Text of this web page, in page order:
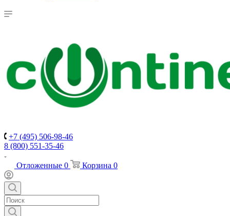
+7 (495) 506-98-46
8 (800) 551-35-46
Отложенные 0 Корзина 0